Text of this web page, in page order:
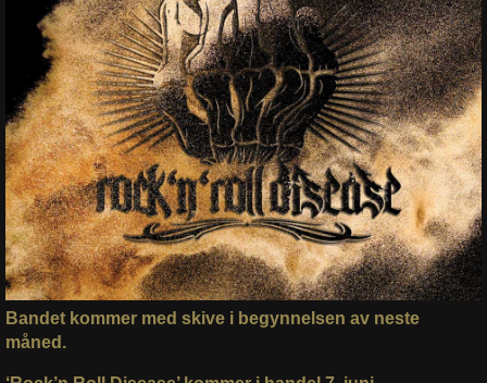
Bandet kommer med skive i begynnelsen av neste
måned.